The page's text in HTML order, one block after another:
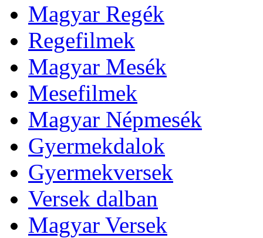
Magyar Regék
Regefilmek
Magyar Mesék
Mesefilmek
Magyar Népmesék
Gyermekdalok
Gyermekversek
Versek dalban
Magyar Versek